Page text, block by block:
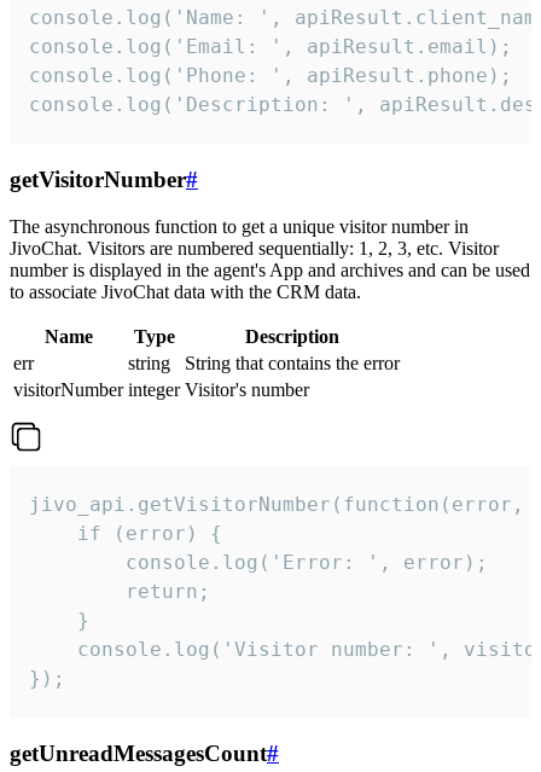
console.log('Name: ',
console.log('Email: ', apiResult.email);
console.log('Phone: ', apiResult.phone);
console.log('Description: ',
getVisitorNumber#
The asynchronous function to get a unique visitor number in
JivoChat. Visitors are numbered sequentially: 1, 2, 3, etc. Visitor
number is displayed in the agent's App and archives and can be used
to associate JivoChat data with the CRM data.
Name Type
Description
err
string
String that contains the error
visitorNumber integer Visitor's number
jivo_api.getVisitorNumber(function(error,
    if (error) {
        console.log('Error: ', error);
        return;
    }
console.log('Visitor number: ',
});
getUnreadMessagesCount#